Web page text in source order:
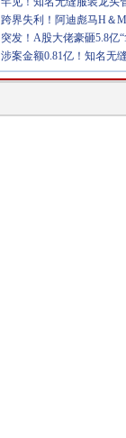
跨界失利！阿迪彪马H＆
突发！A股大佬豪砸5.8亿
涉案金额0.81亿！知名无